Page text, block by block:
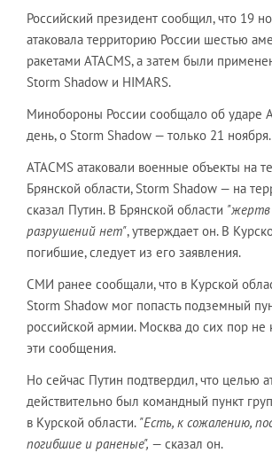
Российский президент сообщил, что 19
атаковала территорию России шестью
ракетами ATACMS, а затем были
Storm Shadow и HIMARS.
Минобороны России сообщало об ударе
день, о Storm Shadow — только 21 ноября.
ATACMS атаковали военные объекты на
Брянской области, Storm Shadow — на
сказал Путин. В Брянской области "жертв
разрушений нет", утверждает он. В
погибшие, следует из его заявления.
СМИ ранее сообщали, что в Курской
Storm Shadow мог попасть подземный
российской армии. Москва до сих пор не
эти сообщения.
Но сейчас Путин подтвердил, что целью
действительно был командный пункт
в Курской области. "Есть, к сожалению,
погибшие и раненые", — сказал он.